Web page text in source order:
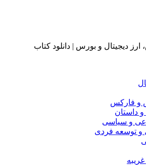
ارز دیجیتال و بورس | دانلود کتاب
و فارکس
داستان
و سیاسی
و توسعه فردی